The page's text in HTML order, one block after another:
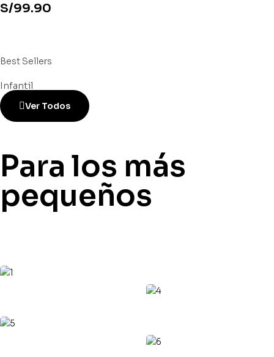
S/99.90
Best Sellers
Infantil
Ver Todos
Para los más
pequeños